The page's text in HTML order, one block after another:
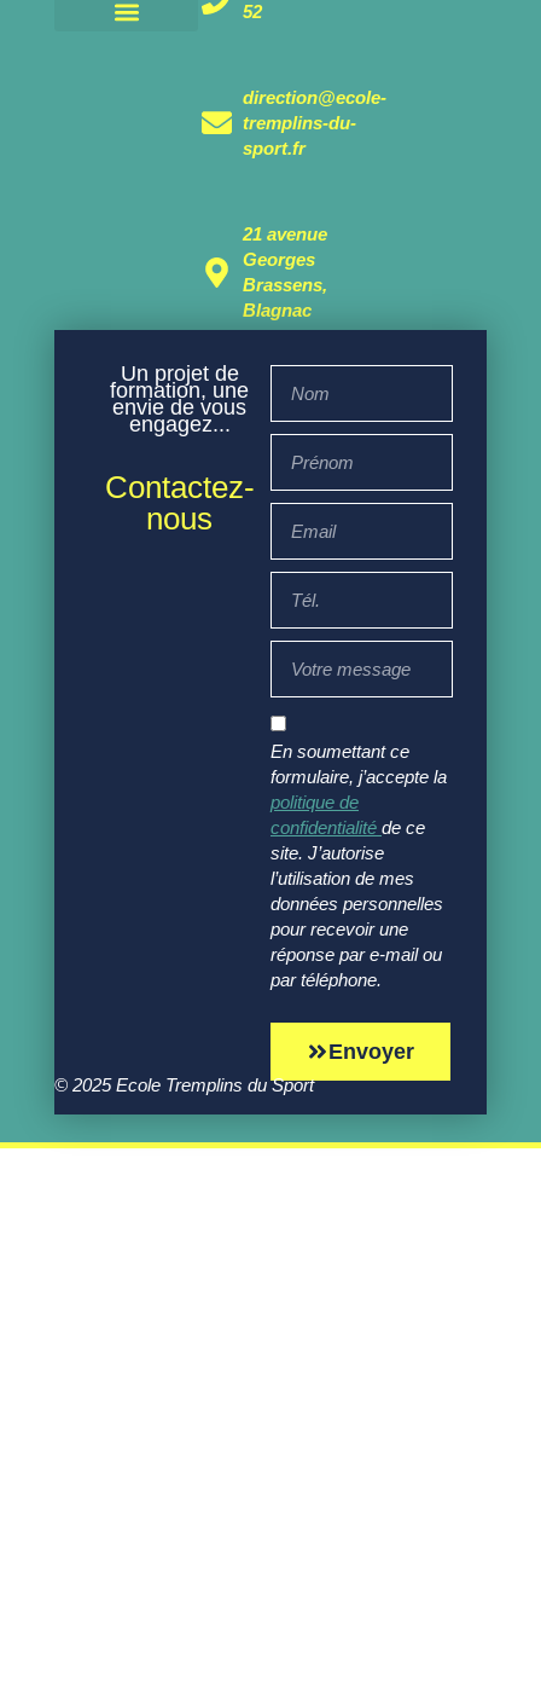
52
direction@ecole-
tremplins-du-
sport.fr
21 avenue
Georges
Brassens,
Blagnac
Un projet de
formation, une
envie de vous
engagez...
Contactez-
nous
En soumettant ce
formulaire, j’accepte la
politique de
confidentialité de ce
site. J’autorise
l’utilisation de mes
données personnelles
pour recevoir une
réponse par e-mail ou
par téléphone.
Envoyer
© 2025 Ecole Tremplins du Sport